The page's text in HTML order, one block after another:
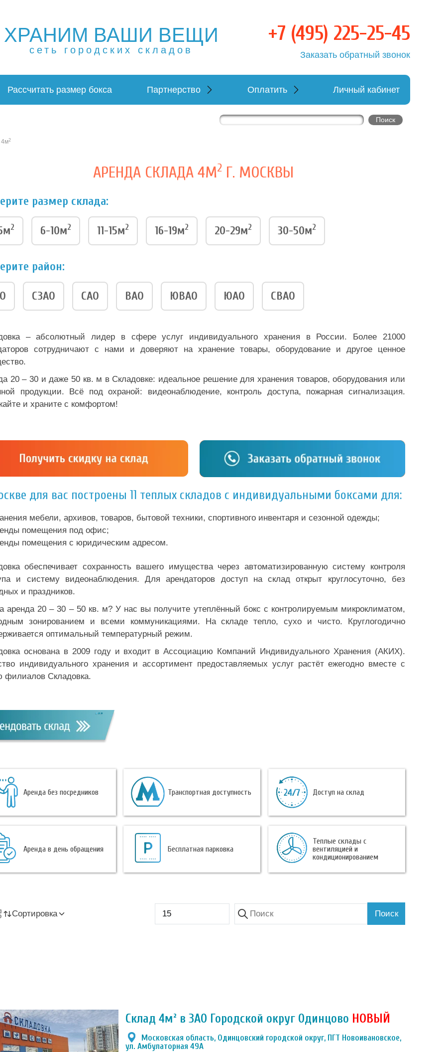
в Москве и МО. Склад временного хранения. Складовка
в Москве и МО. Склад временного хранения. Складовка
ХРАНИМ ВАШИ ВЕЩИ
сеть городских складов
+7 (495) 225-25-45
Заказать обратный звонок
Рассчитать размер бокса Партнерство Оплатить Личный кабинет
2
АРЕНДА СКЛАДА 4М2Г. МОСКВЫ
размер склада:
2 6-10м2 11-15м2 16-19м2 20-29м2 30-50м2
район:
СЗАО САО ВАО ЮВАО ЮАО СВАО
– абсолютный лидер в сфере услуг индивидуального хранения в России. Более 21000
сотрудничают с нами и доверяют на хранение товары, оборудование и другое ценное
20 – 30 и даже 50 кв. м в Складовке: идеальное решение для хранения товаров, оборудования или
продукции. Всё под охраной: видеонаблюдение, контроль доступа, пожарная сигнализация.
и храните с комфортом!
для вас построены 11 теплых складов с индивидуальными боксами для:
мебели, архивов, товаров, бытовой техники, спортивного инвентаря и сезонной одежды;
помещения под офис;
помещения с юридическим адресом.
обеспечивает сохранность вашего имущества через автоматизированную систему контроля
и систему видеонаблюдения. Для арендаторов доступ на склад открыт круглосуточно, без
и праздников.
аренда 20 – 30 – 50 кв. м? У нас вы получите утеплённый бокс с контролируемым микроклиматом,
зонированием и всеми коммуникациями. На складе тепло, сухо и чисто. Круглогодично
оптимальный температурный режим.
основана в 2009 году и входит в Ассоциацию Компаний Индивидуального Хранения (АКИХ).
индивидуального хранения и ассортимент предоставляемых услуг растёт ежегодно вместе с
филиалов Складовка.
Аренда без посредников Транспортная доступность Доступ на склад
Аренда в день обращения Бесплатная парковка
Теплые склады с
вентиляцией и
кондиционированием
Сортировка Поиск
Склад 4м² в ЗАО Городской округ Одинцово НОВЫЙ
Московская область, Одинцовский городской округ, ПГТ Новоивановское,
ул. Амбулаторная 49А